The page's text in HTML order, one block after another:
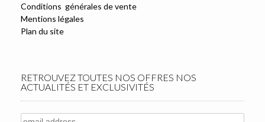
Conditions générales de vente
Mentions légales
Plan du site
RETROUVEZ TOUTES NOS OFFRES NOS
ACTUALITÉS ET EXCLUSIVITÉS